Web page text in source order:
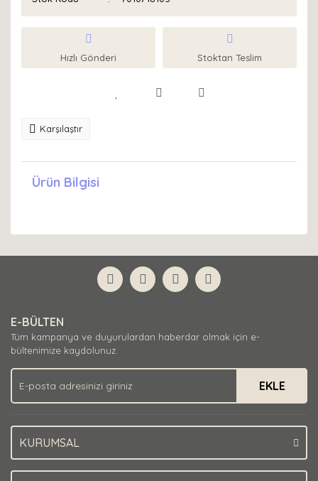
Hızlı Gönderi Stoktan Teslim
Karşılaştır
Ürün Bilgisi
E-BÜLTEN
Tüm kampanya ve duyurulardan haberdar olmak için e-
bültenimize kaydolunuz.
EKLE
KURUMSAL